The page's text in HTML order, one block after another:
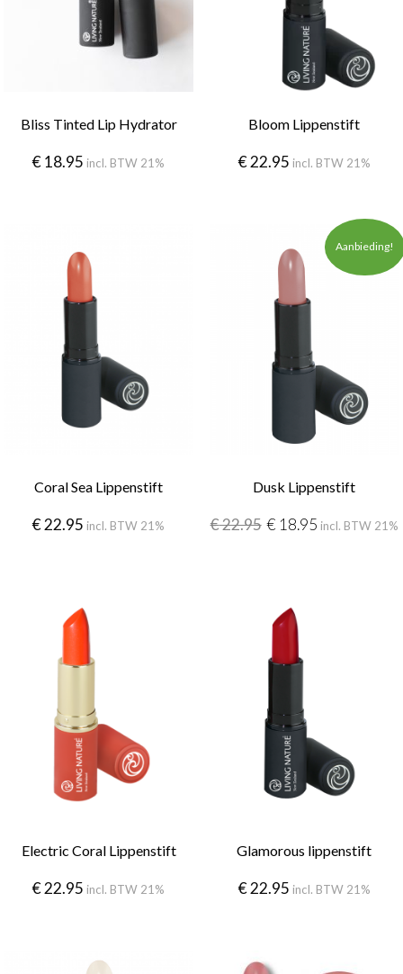
Bliss Tinted Lip Hydrator
€18.95 incl. BTW 21%
Bloom Lippenstift
€22.95 incl. BTW 21%
Coral Sea Lippenstift
€22.95 incl. BTW 21%
Aanbieding!
Dusk Lippenstift
€22.95 € 18.95 incl. BTW 21%
Electric Coral Lippenstift
€22.95 incl. BTW 21%
Glamorous lippenstift
€22.95 incl. BTW 21%